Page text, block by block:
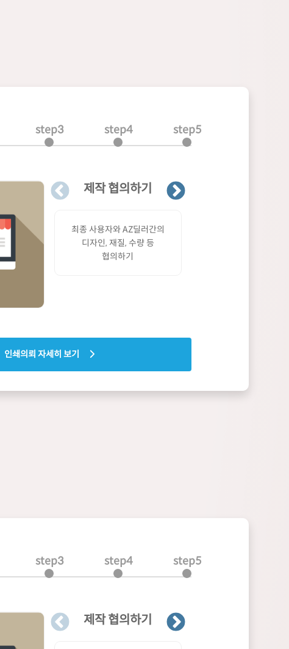
step3 step4 step5
제작 협의하기
최종 사용자와 AZ딜러간의
디자인, 재질, 수량 등
협의하기
인쇄의뢰 자세히 보기
step3 step4 step5
제작 협의하기